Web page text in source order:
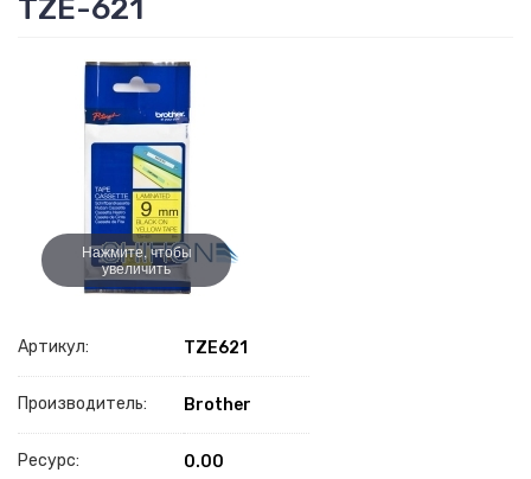
TZE-621
Нажмите, чтобы
увеличить
Артикул: TZE621
Производитель: Brother
Ресурс: 0.00